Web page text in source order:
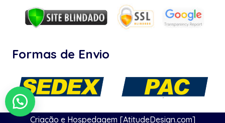
Formas de Envio
Criação e Hospedagem [AtitudeDesign.com]